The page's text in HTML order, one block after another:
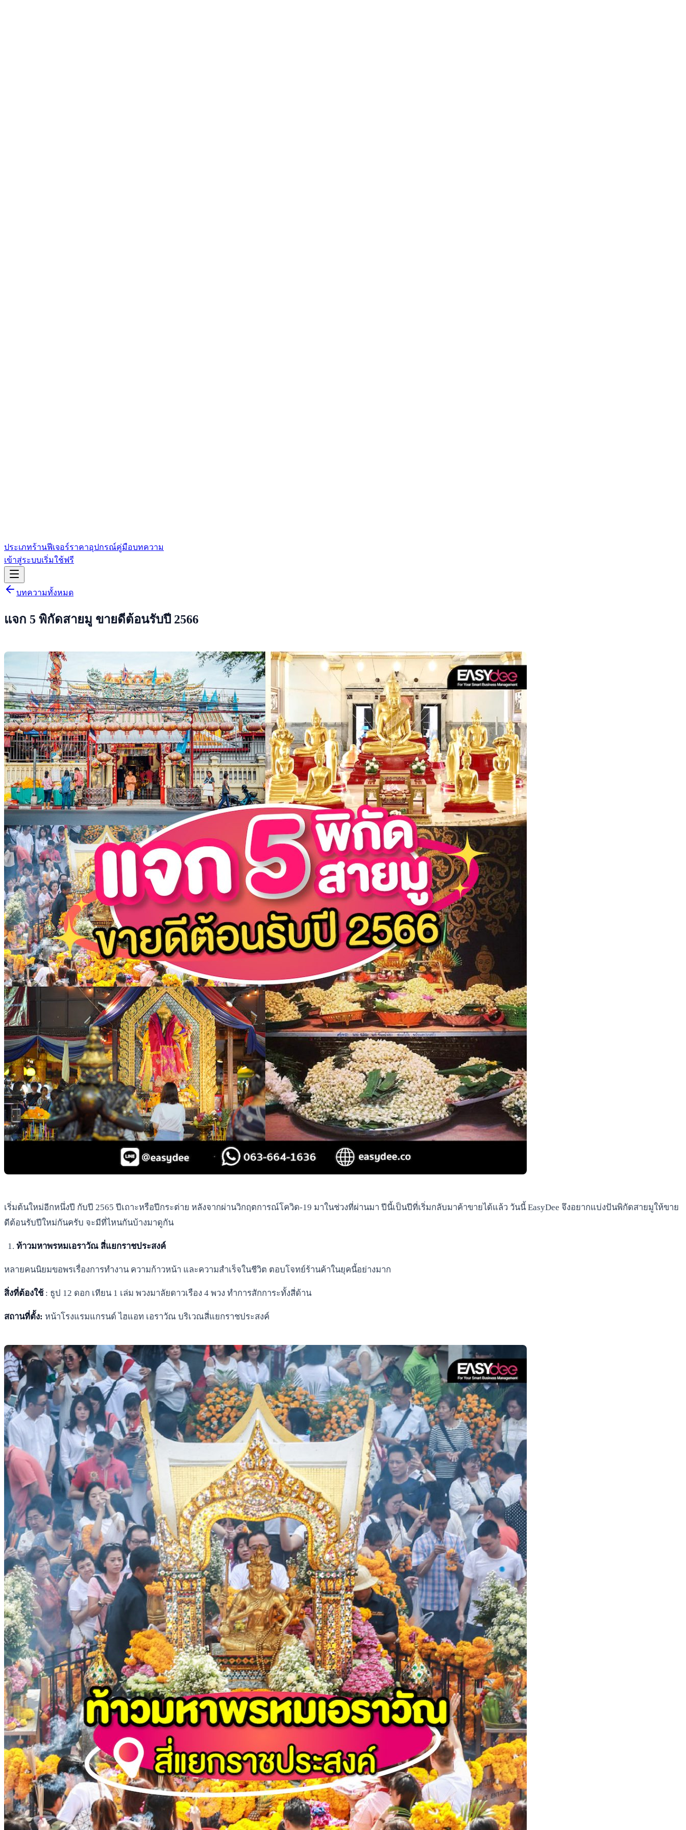
ประเภทร้านฟีเจอร์ราคาอุปกรณ์คู่มือบทความ
เข้าสู่ระบบเริ่มใช้ฟรี
บทความทั้งหมด
แจก 5 พิกัดสายมู ขายดีต้อนรับปี 2566
เริ่มต้นใหม่อีกหนึ่งปี กับปี 2565 ปีเถาะหรือปีกระต่าย หลังจากผ่านวิกฤตการณ์โควิด-19 มาในช่วงที่ผ่านมา ปีนี้เป็นปีที่เริ่มกลับมาค้าขายได้แล้ว วันนี้ EasyDee จึงอยากแบ่งปันพิกัดสายมูให้ขาย
ดีต้อนรับปีใหม่กันครับ จะมีที่ไหนกันบ้างมาดูกัน
ท้าวมหาพรหมเอราวัณ สี่แยกราชประสงค์
หลายคนนิยมขอพรเรื่องการทำงาน ความก้าวหน้า และความสำเร็จในชีวิต ตอบโจทย์ร้านค้าในยุคนี้อย่างมาก
สิ่งที่ต้องใช้: ธูป 12 ดอก เทียน 1 เล่ม พวงมาลัยดาวเรือง 4 พวง ทำการสักการะทั้งสี่ด้าน
สถานที่ตั้ง: หน้าโรงแรมแกรนด์ ไฮแอท เอราวัณ บริเวณสี่แยกราชประสงค์